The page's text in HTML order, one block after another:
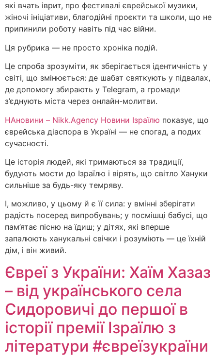
які вчать іврит, про фестивалі єврейської музики,
жіночі ініціативи, благодійні проєкти та школи, що не
припинили роботу навіть під час війни.
Ця рубрика — не просто хроніка подій.
Це спроба зрозуміти, як зберігається ідентичність у
світі, що змінюється: де шабат святкують у підвалах,
де допомогу збирають у Telegram, а громади
з’єднують міста через онлайн-молитви.
НАновини – Nikk.Agency Новини Ізраїлю показує, що
єврейська діаспора в Україні — не спогад, а подих
сучасності.
Це історія людей, які тримаються за традиції,
будують мости до Ізраїлю і вірять, що світло Хануки
сильніше за будь-яку темряву.
І, можливо, у цьому й є її сила: у вмінні зберігати
радість посеред випробувань; у посмішці бабусі, що
пам’ятає пісню на їдиш; у дітях, які вперше
запалюють ханукальні свічки і розуміють — це їхній
дім, і він живий.
Євреї з України: Хаїм Хазаз
– від українського села
Сидоровичі до першої в
історії премії Ізраїлю з
літератури #євреїзукраїни